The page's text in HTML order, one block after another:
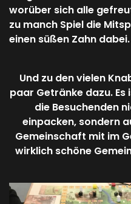
worüber sich alle
zu manch Spiel die
einen süßen Zahn dabei.
Und zu den vielen
paar Getränke dazu.
die Besuchenden
einpacken, sondern
Gemeinschaft mit im
wirklich schöne